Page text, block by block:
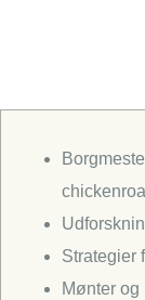
Strategier
Mønter